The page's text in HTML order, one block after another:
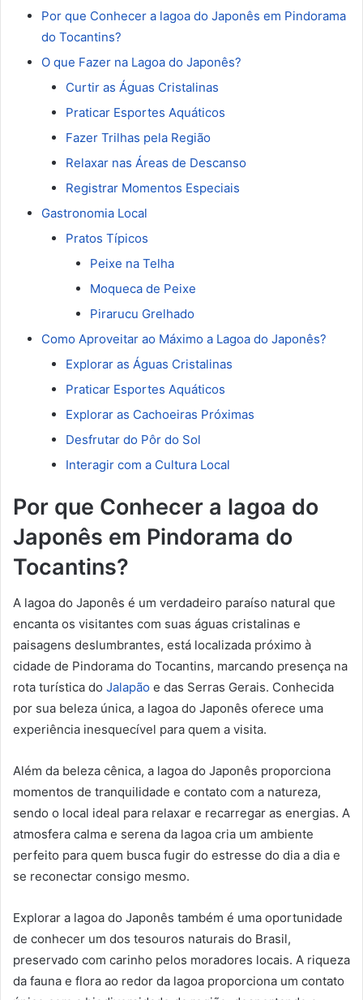
Por que Conhecer a lagoa do Japonês em Pindorama
do Tocantins?
O que Fazer na Lagoa do Japonês?
Curtir as Águas Cristalinas
Praticar Esportes Aquáticos
Fazer Trilhas pela Região
Relaxar nas Áreas de Descanso
Registrar Momentos Especiais
Gastronomia Local
Pratos Típicos
Peixe na Telha
Moqueca de Peixe
Pirarucu Grelhado
Como Aproveitar ao Máximo a Lagoa do Japonês?
Explorar as Águas Cristalinas
Praticar Esportes Aquáticos
Explorar as Cachoeiras Próximas
Desfrutar do Pôr do Sol
Interagir com a Cultura Local
Por que Conhecer a lagoa do
Japonês em Pindorama do
Tocantins?
A lagoa do Japonês é um verdadeiro paraíso natural que
encanta os visitantes com suas águas cristalinas e
paisagens deslumbrantes, está localizada próximo à
cidade de Pindorama do Tocantins, marcando presença na
rota turística do Jalapão e das Serras Gerais. Conhecida
por sua beleza única, a lagoa do Japonês oferece uma
experiência inesquecível para quem a visita.
Além da beleza cênica, a lagoa do Japonês proporciona
momentos de tranquilidade e contato com a natureza,
sendo o local ideal para relaxar e recarregar as energias. A
atmosfera calma e serena da lagoa cria um ambiente
perfeito para quem busca fugir do estresse do dia a dia e
se reconectar consigo mesmo.
Explorar a lagoa do Japonês também é uma oportunidade
de conhecer um dos tesouros naturais do Brasil,
preservado com carinho pelos moradores locais. A riqueza
da fauna e flora ao redor da lagoa proporciona um contato